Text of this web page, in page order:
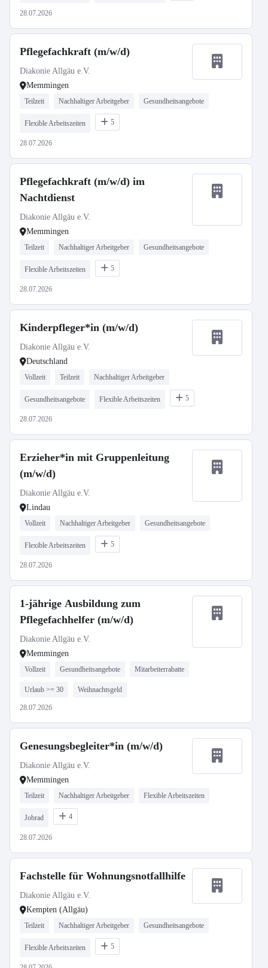
28.07.2026
Pflegefachkraft (m/w/d)
Diakonie Allgäu e.V.
Memmingen
Teilzeit Nachhaltiger Arbeitgeber Gesundheitsangebote
Flexible Arbeitszeiten 5
28.07.2026
Pflegefachkraft (m/w/d) im
Nachtdienst
Diakonie Allgäu e.V.
Memmingen
Teilzeit Nachhaltiger Arbeitgeber Gesundheitsangebote
Flexible Arbeitszeiten 5
28.07.2026
Kinderpfleger*in (m/w/d)
Diakonie Allgäu e.V.
Deutschland
Vollzeit Teilzeit Nachhaltiger Arbeitgeber
Gesundheitsangebote Flexible Arbeitszeiten 5
28.07.2026
Erzieher*in mit Gruppenleitung
(m/w/d)
Diakonie Allgäu e.V.
Lindau
Vollzeit Nachhaltiger Arbeitgeber Gesundheitsangebote
Flexible Arbeitszeiten 5
28.07.2026
1-jährige Ausbildung zum
Pflegefachhelfer (m/w/d)
Diakonie Allgäu e.V.
Memmingen
Vollzeit Gesundheitsangebote Mitarbeiterrabatte
Urlaub >= 30 Weihnachtsgeld
28.07.2026
Genesungsbegleiter*in (m/w/d)
Diakonie Allgäu e.V.
Memmingen
Teilzeit Nachhaltiger Arbeitgeber Flexible Arbeitszeiten
Jobrad 4
28.07.2026
Fachstelle für Wohnungsnotfallhilfe
Diakonie Allgäu e.V.
Kempten (Allgäu)
Teilzeit Nachhaltiger Arbeitgeber Gesundheitsangebote
Flexible Arbeitszeiten 5